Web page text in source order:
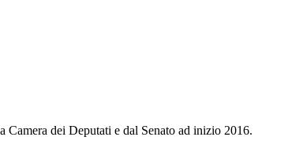
dei Deputati e dal Senato ad inizio 2016.